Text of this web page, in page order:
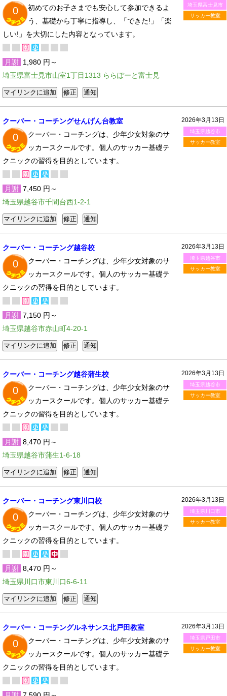
埼玉県富士見市
サッカー教室
0
初めてのお子さまでも安心して参加できるよ
う、基礎から丁寧に指導し、「できた!」「楽
しい!」を大切にした内容となっています。
月謝 1,980 円～
埼玉県富士見市山室1丁目1313 ららぽーと富士見
2026年3月13日
埼玉県越谷市
サッカー教室
クーバー・コーチングせんげん台教室
0
クーバー・コーチングは、少年少女対象のサ
ッカースクールです。個人のサッカー基礎テ
クニックの習得を目的としています。
月謝 7,450 円～
埼玉県越谷市千間台西1-2-1
2026年3月13日
埼玉県越谷市
サッカー教室
クーバー・コーチング越谷校
0
クーバー・コーチングは、少年少女対象のサ
ッカースクールです。個人のサッカー基礎テ
クニックの習得を目的としています。
月謝 7,150 円～
埼玉県越谷市赤山町4-20-1
2026年3月13日
埼玉県越谷市
サッカー教室
クーバー・コーチング越谷蒲生校
0
クーバー・コーチングは、少年少女対象のサ
ッカースクールです。個人のサッカー基礎テ
クニックの習得を目的としています。
月謝 8,470 円～
埼玉県越谷市蒲生1-6-18
2026年3月13日
埼玉県川口市
サッカー教室
クーバー・コーチング東川口校
0
クーバー・コーチングは、少年少女対象のサ
ッカースクールです。個人のサッカー基礎テ
クニックの習得を目的としています。
月謝 8,470 円～
埼玉県川口市東川口6-6-11
2026年3月13日
埼玉県戸田市
サッカー教室
クーバー・コーチングルネサンス北戸田教室
0
クーバー・コーチングは、少年少女対象のサ
ッカースクールです。個人のサッカー基礎テ
クニックの習得を目的としています。